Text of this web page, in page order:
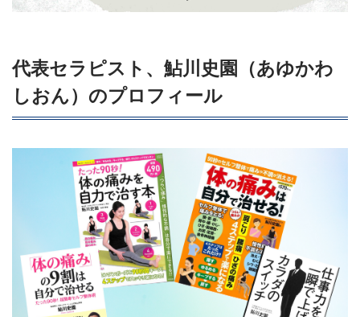
代表セラピスト、鮎川史園（あゆかわ
しおん）のプロフィール